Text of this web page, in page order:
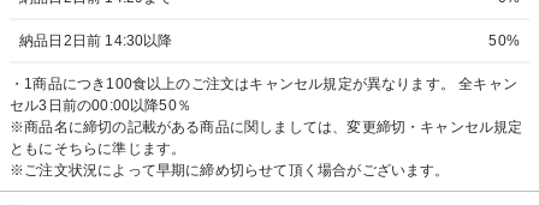
納品日2日前 14:30以降 50%
・1商品につき100食以上のご注文はキャンセル規定が異なります。 全キャン
セル3日前の00:00以降50％
※商品名に締切の記載がある商品に関しましては、変更締切・キャンセル規定
ともにそちらに準じます。
※ご注文状況によって早期に締め切らせて頂く場合がございます。